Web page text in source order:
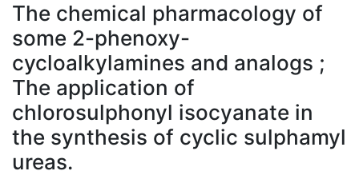
À propos
The chemical pharmacology of
some 2-phenoxy-
cycloalkylamines and analogs ;
The application of
chlorosulphonyl isocyanate in
the synthesis of cyclic sulphamyl
ureas.